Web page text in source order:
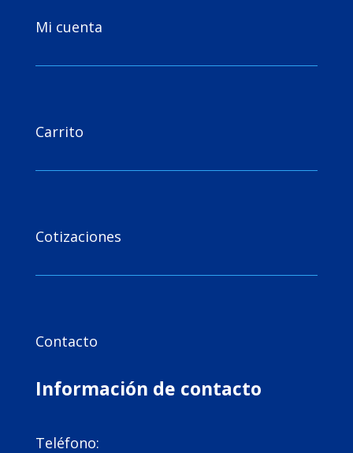
Mi cuenta
Carrito
Cotizaciones
Contacto
Información de contacto
Teléfono: